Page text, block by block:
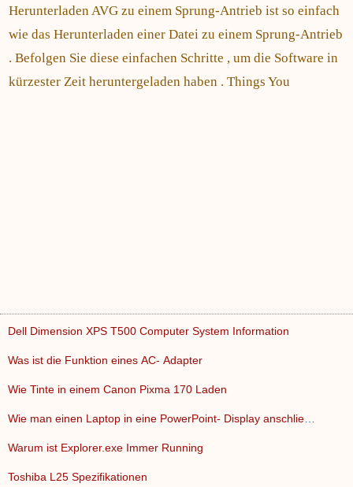
Herunterladen AVG zu einem Sprung-Antrieb ist so einfach
wie das Herunterladen einer Datei zu einem Sprung-Antrieb
. Befolgen Sie diese einfachen Schritte , um die Software in
kürzester Zeit heruntergeladen haben . Things You
Dell Dimension XPS T500 Computer System Information
Was ist die Funktion eines AC- Adapter
Wie Tinte in einem Canon Pixma 170 Laden
Warum ist Explorer.exe Immer Running
Toshiba L25 Spezifikationen